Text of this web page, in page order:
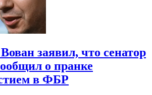
заявил, что сенатор
о пранке
в ФБР